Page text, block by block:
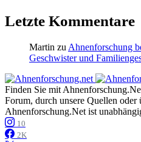
Letzte Kommentare
Martin zu Ahnenforschung
Geschwister und
Finden Sie mit
Forum, durch unsere Quellen
Ahnenforschung.Net ist
10
2K